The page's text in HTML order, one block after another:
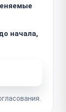
начала,